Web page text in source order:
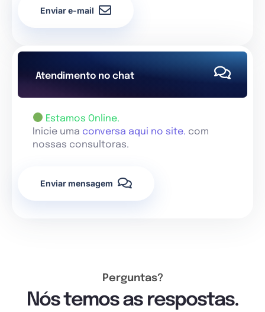
Enviar e-mail
Atendimento no chat
Estamos Online.
Inicie uma conversa aqui no site. com
nossas consultoras.
Enviar mensagem
Perguntas?
Nós temos as respostas.